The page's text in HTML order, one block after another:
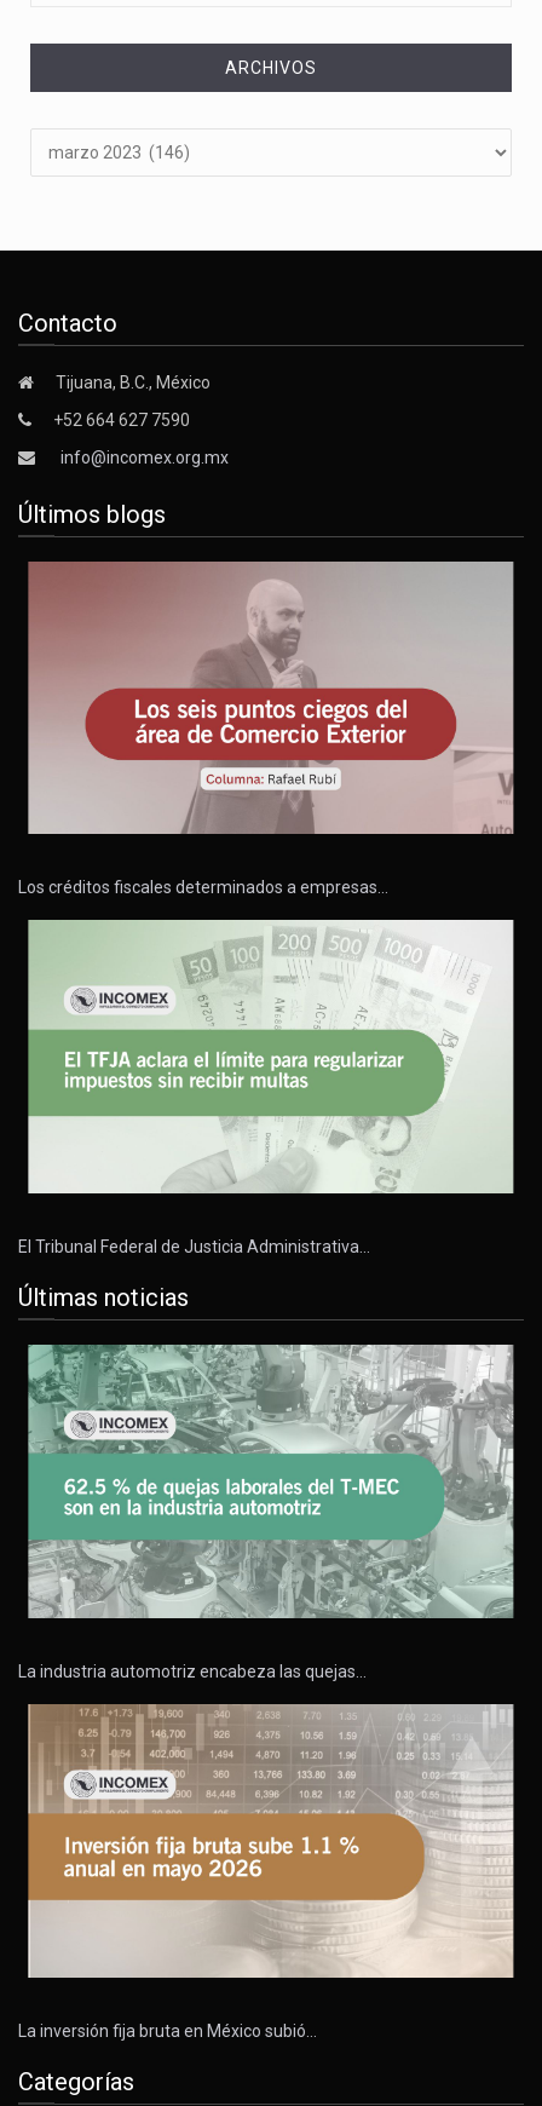
ARCHIVOS
Contacto
Tijuana, B.C., México
+52 664 627 7590
info@incomex.org.mx
Últimos blogs
Los créditos fiscales determinados a empresas…
El Tribunal Federal de Justicia Administrativa…
Últimas noticias
La industria automotriz encabeza las quejas…
La inversión fija bruta en México subió…
Categorías